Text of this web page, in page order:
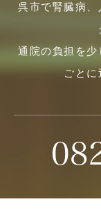
呉市で腎臓病、
通院の負担を
ごとに